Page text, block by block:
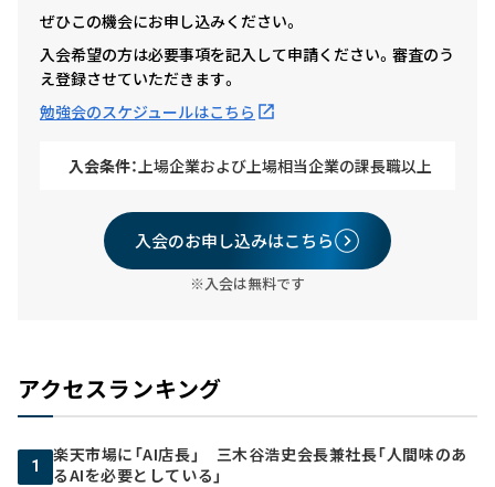
ぜひこの機会にお申し込みください。
入会希望の方は必要事項を記入して申請ください。審査のう
え登録させていただきます。
勉強会のスケジュールはこちら
入会条件： 上場企業および上場相当企業の課長職以上
入会のお申し込みはこちら
※入会は無料です
アクセスランキング
1
楽天市場に「AI店長」 三木谷浩史会長兼社長「人間味のあ
るAIを必要としている」